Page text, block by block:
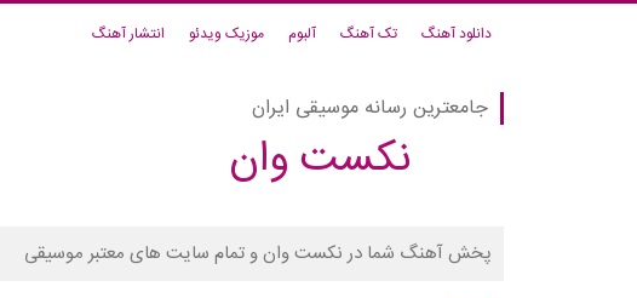
دانلود آهنگ تک آهنگ آلبوم موزیک ویدئو انتشار آهنگ
جامعترین رسانه موسیقی ایران
نکست وان
پخش آهنگ شما در نکست وان و تمام سایت های معتبر موسیقی